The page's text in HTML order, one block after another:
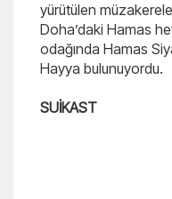
yürütülen
Doha’daki Hamas
odağında Hamas
Hayya bulunuyordu.
SUİKAST